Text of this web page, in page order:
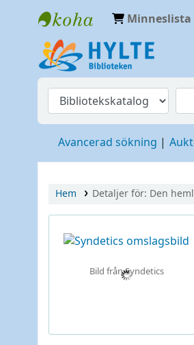
Hylte
Minneslista
Avancerad sökning
Hem Detaljer för: Den
Bild från Syndetics